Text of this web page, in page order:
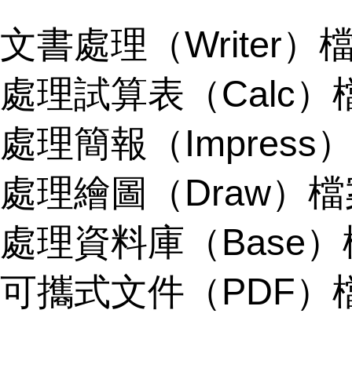
文書處理（Writer）
處理試算表（Calc）
處理簡報（Impress
處理繪圖（Draw）
處理資料庫（Base
可攜式文件（PDF）